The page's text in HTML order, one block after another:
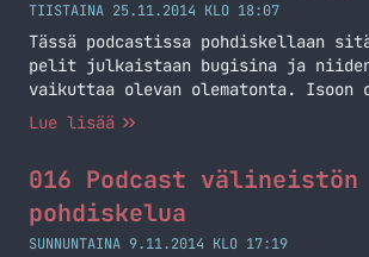
TIISTAINA 25.11.2014 KLO 18:07
Tässä podcastissa pohdiskellaan
pelit julkaistaan bugisina ja
vaikuttaa olevan olematonta. Isoon
jää julkaisussa isoja bugeja ja
kanava Alla on vielä pari videota
suosituimmista peliarvosteluja
YouTubettajasta – nimittäin
Lue lisää
016 Podcast välineistön
pohdiskelua
SUNNUNTAINA 9.11.2014 KLO 17:19